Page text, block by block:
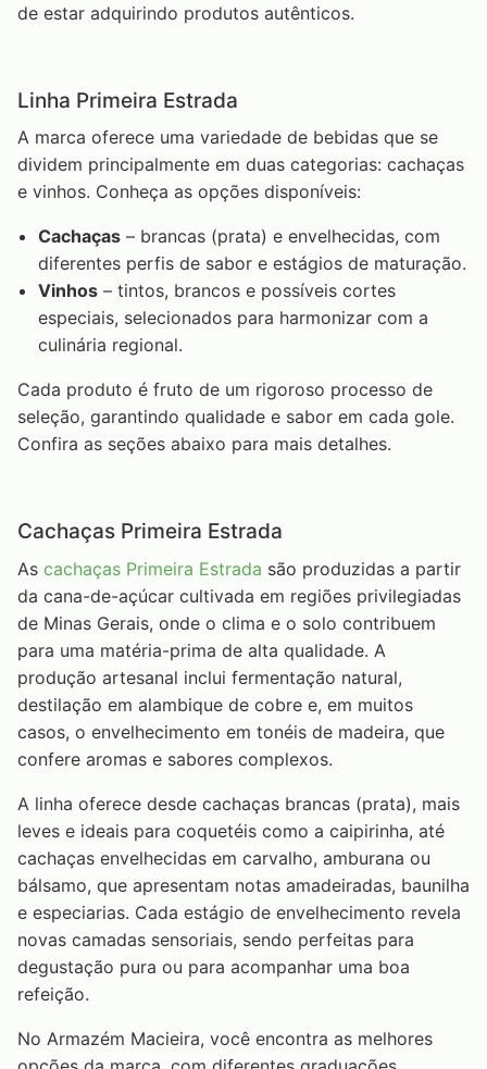
de estar adquirindo produtos autênticos.
Linha Primeira Estrada
A marca oferece uma variedade de bebidas que se
dividem principalmente em duas categorias: cachaças
e vinhos. Conheça as opções disponíveis:
Cachaças – brancas (prata) e envelhecidas, com
diferentes perfis de sabor e estágios de maturação.
Vinhos – tintos, brancos e possíveis cortes
especiais, selecionados para harmonizar com a
culinária regional.
Cada produto é fruto de um rigoroso processo de
seleção, garantindo qualidade e sabor em cada gole.
Confira as seções abaixo para mais detalhes.
Cachaças Primeira Estrada
As cachaças Primeira Estrada são produzidas a partir
da cana-de-açúcar cultivada em regiões privilegiadas
de Minas Gerais, onde o clima e o solo contribuem
para uma matéria-prima de alta qualidade. A
produção artesanal inclui fermentação natural,
destilação em alambique de cobre e, em muitos
casos, o envelhecimento em tonéis de madeira, que
confere aromas e sabores complexos.
A linha oferece desde cachaças brancas (prata), mais
leves e ideais para coquetéis como a caipirinha, até
cachaças envelhecidas em carvalho, amburana ou
bálsamo, que apresentam notas amadeiradas, baunilha
e especiarias. Cada estágio de envelhecimento revela
novas camadas sensoriais, sendo perfeitas para
degustação pura ou para acompanhar uma boa
refeição.
No Armazém Macieira, você encontra as melhores